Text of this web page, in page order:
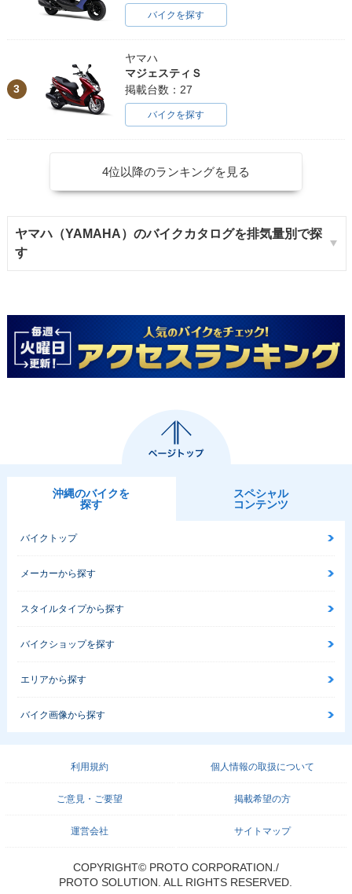
バイクを探す
3
ヤマハ
マジェスティＳ
掲載台数：27
バイクを探す
4位以降のランキングを見る
ヤマハ（YAMAHA）のバイクカタログを排気量別で探
す
沖縄のバイクを
探す
スペシャル
コンテンツ
バイクトップ
メーカーから探す
スタイルタイプから探す
バイクショップを探す
エリアから探す
バイク画像から探す
利用規約 個人情報の取扱について
ご意見・ご要望 掲載希望の方
運営会社 サイトマップ
COPYRIGHT© PROTO CORPORATION./
PROTO SOLUTION. ALL RIGHTS RESERVED.